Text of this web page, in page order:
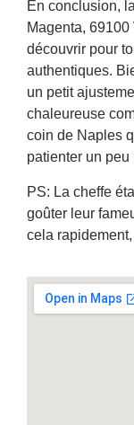
En conclusion,
Magenta,
découvrir pour
authentiques.
un petit
chaleureuse
coin de Naples
patienter un peu
PS: La cheffe
goûter leur
cela